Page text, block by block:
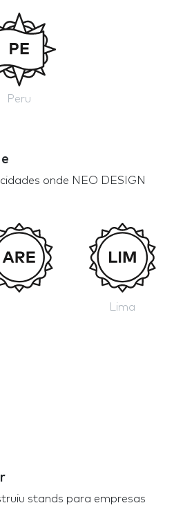
Peru
onde NEO DESIGN
Lima
stands para empresas